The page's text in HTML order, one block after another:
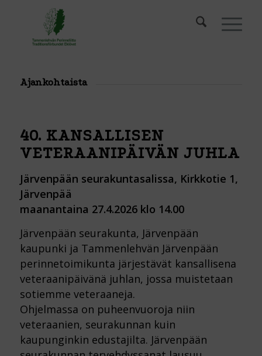
Ajankohtaista
40. KANSALLISEN
VETERAANIPÄIVÄN JUHLA
Järvenpään seurakuntasalissa, Kirkkotie 1,
Järvenpää
maanantaina 27.4.2026 klo 14.00
Järvenpään seurakunta, Järvenpään
kaupunki ja Tammenlehvän Järvenpään
perinnetoimikunta järjestävät kansallisena
veteraanipäivänä juhlan, jossa muistetaan
sotiemme veteraaneja.
Ohjelmassa on puheenvuoroja niin
veteraanien, seurakunnan kuin
kaupunginkin edustajilta. Järvenpään